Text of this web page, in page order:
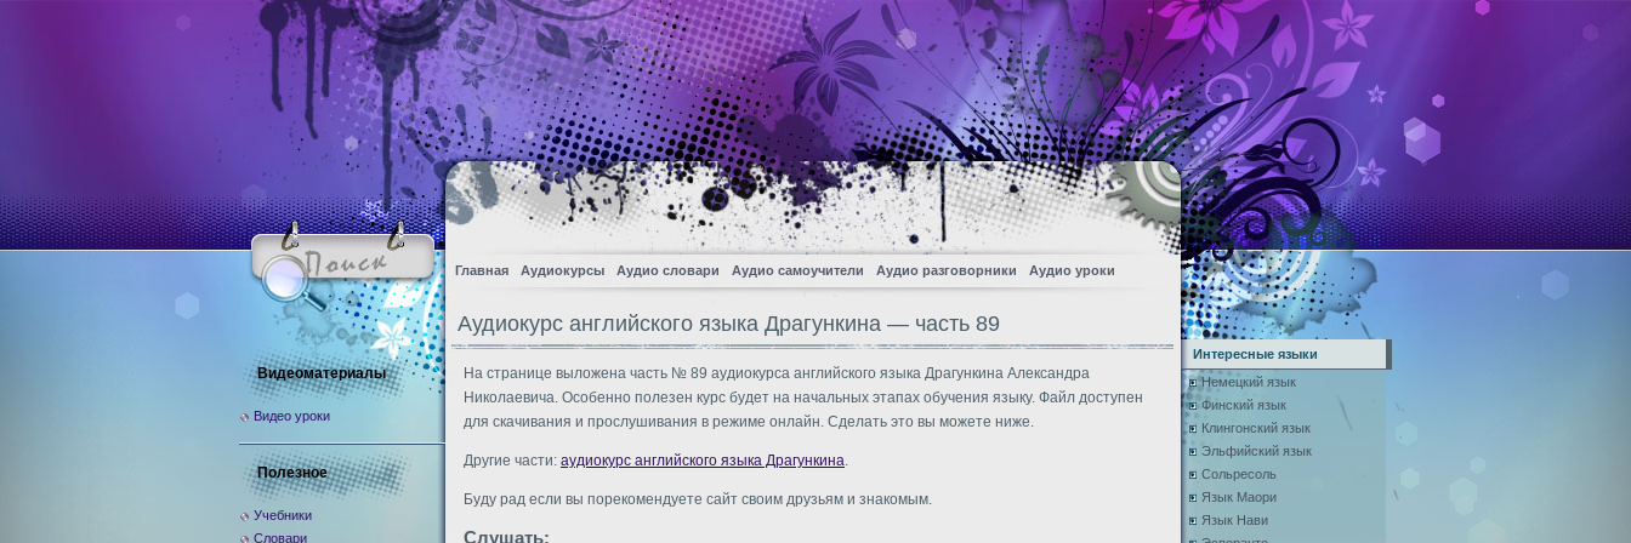
Главная Аудиокурсы Аудио словари Аудио самоучители Аудио разговорники Аудио уроки
Аудиокурс английского языка Драгункина — часть 89
На странице выложена часть № 89 аудиокурса английского языка Драгункина Александра
Николаевича. Особенно полезен курс будет на начальных этапах обучения языку. Файл доступен
для скачивания и прослушивания в режиме онлайн. Сделать это вы можете ниже.
Другие части: аудиокурс английского языка Драгункина.
Буду рад если вы порекомендуете сайт своим друзьям и знакомым.
Слушать:
Видеоматериалы
Видео уроки
Полезное
Учебники
Словари
Интересные языки
Немецкий язык
Финский язык
Клингонский язык
Эльфийский язык
Сольресоль
Язык Маори
Язык Нави